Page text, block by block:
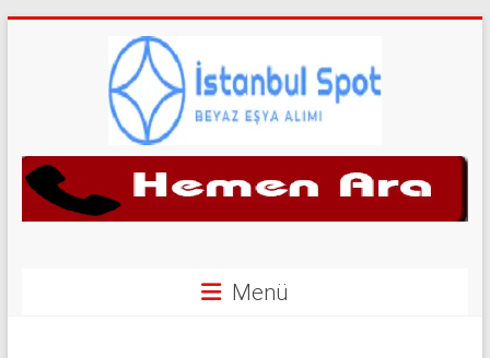
İkinci
El
Menü